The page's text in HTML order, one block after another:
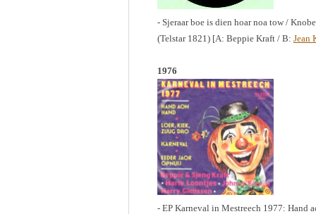
- Sjeraar boe is dien hoar noa tow /
(Telstar 1821) [A: Beppie Kraft / B: Jean
1976
- EP Karneval in Mestreech 1977: Hand